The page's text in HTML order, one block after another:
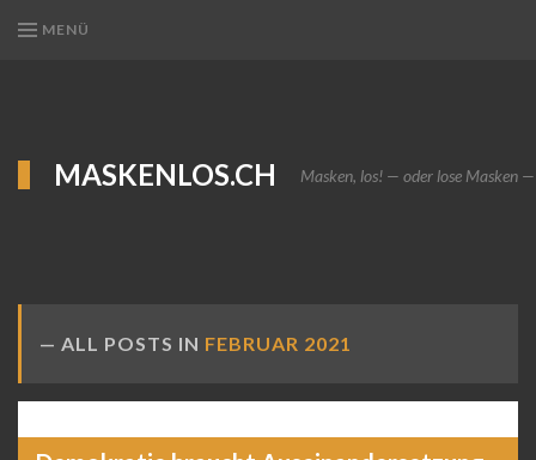
MENÜ
MASKENLOS.CH Masken, los! — oder lose Masken
ALL POSTS IN FEBRUAR 2021